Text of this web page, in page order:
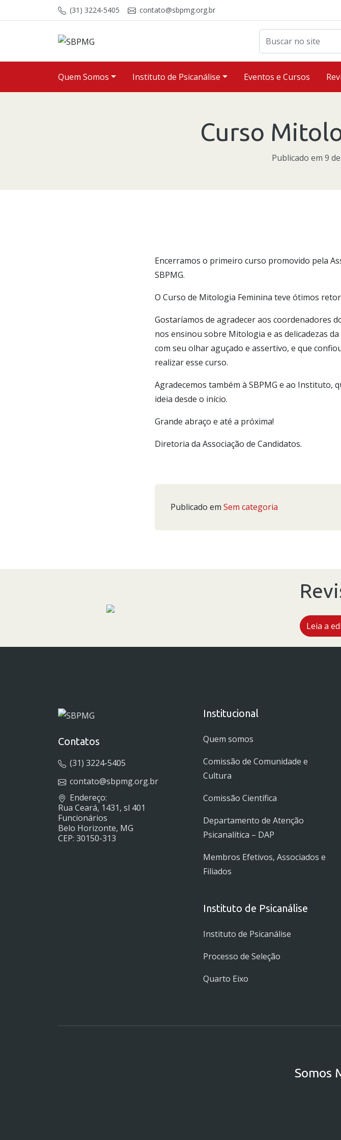
(31) 3224-5405 contato@sbpmg.org.br
Buscar no site
Quem Somos Instituto de Psicanálise Eventos e Cursos
Curso
Publicado em 9
Encerramos o primeiro curso promovido pela
SBPMG.
O Curso de Mitologia Feminina teve ótimos
Gostaríamos de agradecer aos coordenadores
nos ensinou sobre Mitologia e as delicadezas
com seu olhar aguçado e assertivo, e que
realizar esse curso.
Agradecemos também à SBPMG e ao Instituto,
ideia desde o início.
Grande abraço e até a próxima!
Diretoria da Associação de Candidatos.
Publicado emSem categoria
Leia a
Contatos
(31) 3224-5405
contato@sbpmg.org.br
Endereço:
Rua Ceará, 1431, sl 401
Funcionários
Belo Horizonte, MG
CEP: 30150-313
Institucional
Quem somos
Comissão de Comunidade e
Cultura
Comissão Científica
Departamento de Atenção
Psicanalítica – DAP
Membros Efetivos, Associados e
Filiados
Instituto de Psicanálise
Instituto de Psicanálise
Processo de Seleção
Quarto Eixo
Somos